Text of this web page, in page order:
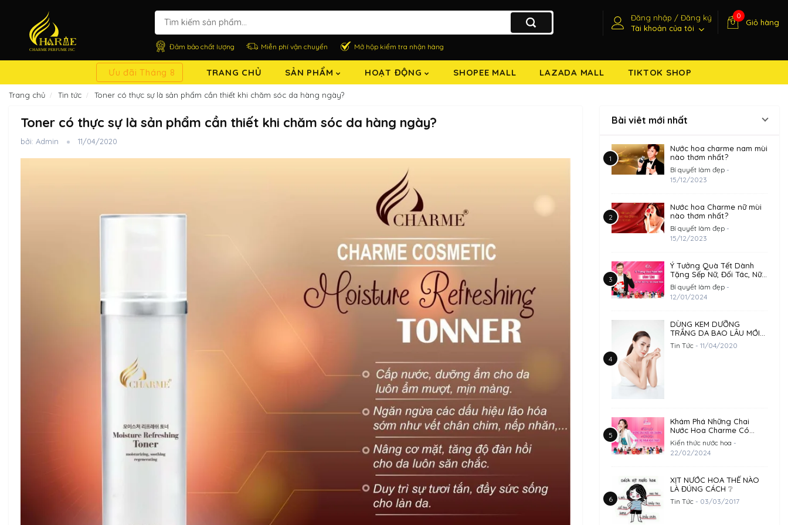
Đảm bảo chất lượng Miễn phí vận chuyển Mở hộp kiểm tra nhận hàng
Đăng nhập / Đăng ký
Tài khoản của tôi
0
Giỏ hàng
Ưu đãi Tháng 8 TRANG CHỦ SẢN PHẨM HOẠT ĐỘNG SHOPEE MALL LAZADA MALL TIKTOK SHOP
Trang chủ Tin tức Toner có thực sự là sản phẩm cần thiết khi chăm sóc da hàng ngày?
Toner có thực sự là sản phẩm cần thiết khi chăm sóc da hàng ngày?
bởi: Admin 11/04/2020
Bài viêt mới nhất
Nước hoa charme nam mùi
nào thơm nhất?
Bí quyết làm đẹp -
15/12/2023
Nước hoa Charme nữ mùi
nào thơm nhất?
Bí quyết làm đẹp -
15/12/2023
Ý Tưởng Quà Tết Dành
Tặng Sếp Nữ, Đối Tác, Nữ
Doanh Nhân
Bí quyết làm đẹp -
12/01/2024
DÙNG KEM DƯỠNG
TRẮNG DA BAO LÂU MỚI
HIỆU QUẢ?
Tin Tức - 11/04/2020
Khám Phá Những Chai
Nước Hoa Charme Có
Thiết Kế Đẹp Như 1 Tác
Phẩm Nghệ Thuật
Kiến thức nước hoa -
22/02/2024
XỊT NƯỚC HOA THẾ NÀO
LÀ ĐÚNG CÁCH ❔
Tin Tức - 03/03/2017